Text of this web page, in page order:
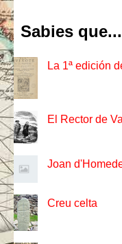
Sabies
La 1ª edición
El Rector de
Joan
Creu celta